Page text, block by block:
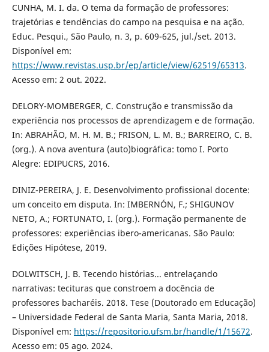
CUNHA, M. I. da. O tema da formação de professores:
trajetórias e tendências do campo na pesquisa e na ação.
Educ. Pesqui., São Paulo, n. 3, p. 609-625, jul./set. 2013.
Disponível em:
https://www.revistas.usp.br/ep/article/view/62519/65313.
Acesso em: 2 out. 2022.
DELORY-MOMBERGER, C. Construção e transmissão da
experiência nos processos de aprendizagem e de formação.
In: ABRAHÃO, M. H. M. B.; FRISON, L. M. B.; BARREIRO, C. B.
(org.). A nova aventura (auto)biográfica: tomo I. Porto
Alegre: EDIPUCRS, 2016.
DINIZ-PEREIRA, J. E. Desenvolvimento profissional docente:
um conceito em disputa. In: IMBERNÓN, F.; SHIGUNOV
NETO, A.; FORTUNATO, I. (org.). Formação permanente de
professores: experiências ibero-americanas. São Paulo:
Edições Hipótese, 2019.
DOLWITSCH, J. B. Tecendo histórias... entrelaçando
narrativas: tecituras que constroem a docência de
professores bacharéis. 2018. Tese (Doutorado em Educação)
– Universidade Federal de Santa Maria, Santa Maria, 2018.
Disponível em: https://repositorio.ufsm.br/handle/1/15672.
Acesso em: 05 ago. 2024.